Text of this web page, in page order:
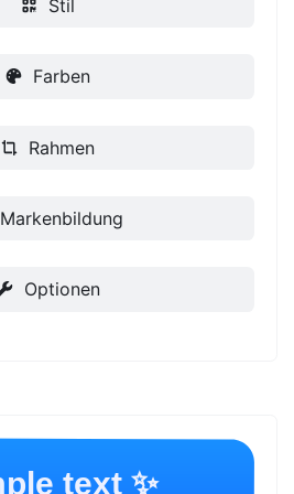
Stil
Farben
Rahmen
Markenbildung
Optionen